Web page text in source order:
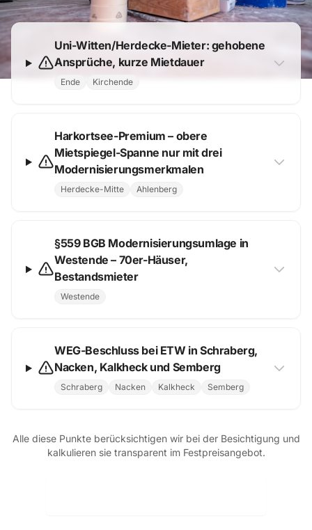
Uni-Witten/Herdecke-Mieter: gehobene
Ansprüche, kurze Mietdauer
Ende Kirchende
Harkortsee-Premium – obere
Mietspiegel-Spanne nur mit drei
Modernisierungsmerkmalen
Herdecke-Mitte Ahlenberg
§559 BGB Modernisierungsumlage in
Westende – 70er-Häuser,
Bestandsmieter
Westende
WEG-Beschluss bei ETW in Schraberg,
Nacken, Kalkheck und Semberg
Schraberg Nacken Kalkheck Semberg
Alle diese Punkte berücksichtigen wir bei der Besichtigung und
kalkulieren sie transparent im Festpreisangebot.